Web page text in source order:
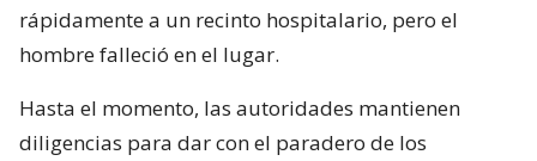
rápidamente a un recinto hospitalario, pero el
hombre falleció en el lugar.
Hasta el momento, las autoridades mantienen
diligencias para dar con el paradero de los